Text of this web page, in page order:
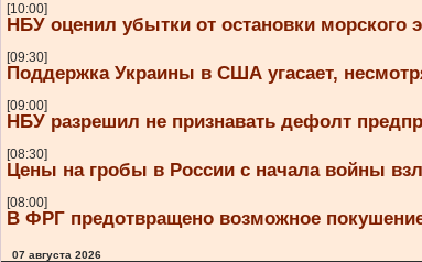
[10:00]
НБУ оценил убытки от остановки
[09:30]
Поддержка Украины в США угасает,
[09:00]
НБУ разрешил не признавать дефолт
[08:30]
Цены на гробы в России с начала войны
[08:00]
В ФРГ предотвращено возможное
07 августа 2026